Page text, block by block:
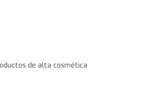
de alta cosmética